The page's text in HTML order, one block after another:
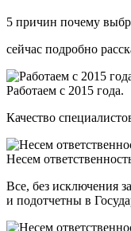
5 причин почему
сейчас подробно
Работаем с 2015 года.
Качество
Несем
Все, без исключения
и подотчетны в